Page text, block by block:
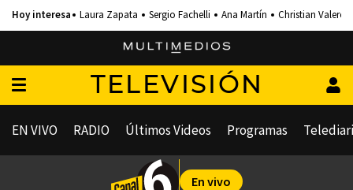
Laura Zapata Sergio Fachelli Ana Martín Christian Valero
TELEVISIÓN
EN VIVO RADIO Últimos Videos Programas
En vivo